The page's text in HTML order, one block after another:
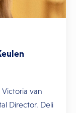
van
Director. Deli